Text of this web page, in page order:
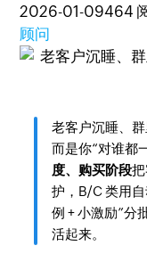
2026-01-09464
顾问
老客户沉睡、
而是你“对谁都
度、购买阶段
护，B/C 类用
例 + 小激励”分
活起来。